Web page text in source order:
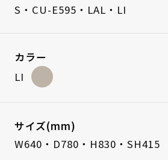
S・CU-E595・LAL・LI
カラー
LI
サイズ(mm)
W640・D780・H830・SH415